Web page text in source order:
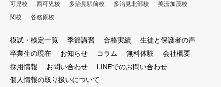
可児校 西可児校 多治見駅前校 多治見北部校
美濃加茂校
関校
各務原校
模試・検定一覧 季節講習 合格実績
生徒と保護者の声
卒業生の現在
お知らせ コラム 無料体験
会社概要
採用情報
お問い合わせ
LINEでのお問い合わせ
個人情報の取り扱いについて